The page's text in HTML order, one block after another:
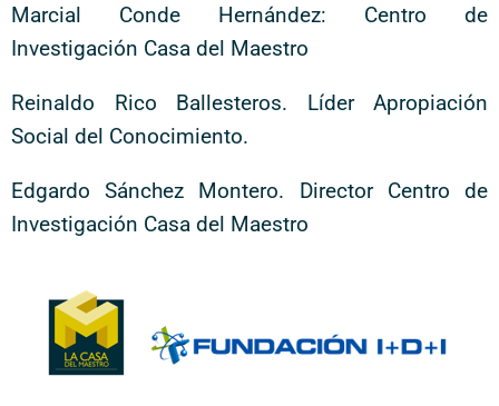
Marcial Conde Hernández: Centro de
Investigación Casa del Maestro
Reinaldo Rico Ballesteros. Líder Apropiación
Social del Conocimiento.
Edgardo Sánchez Montero. Director Centro de
Investigación Casa del Maestro